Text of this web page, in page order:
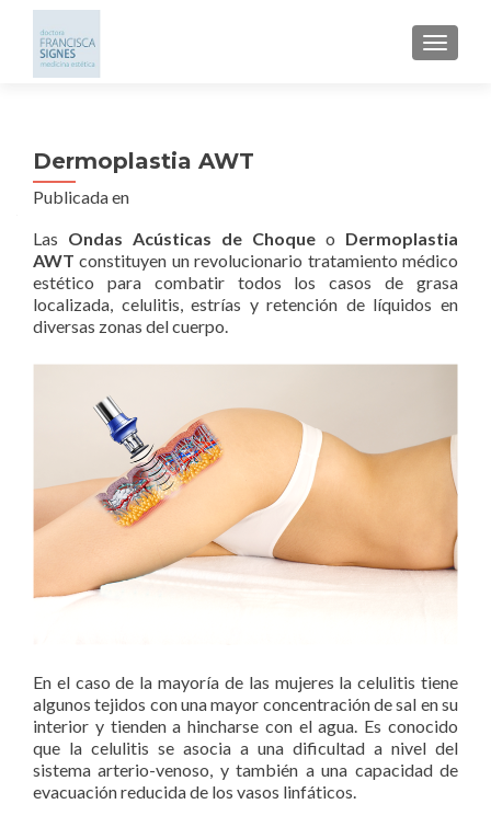
Dermoplastia AWT
Publicada en
Las Ondas Acústicas de Choque o Dermoplastia
AWT constituyen un revolucionario tratamiento médico
estético para combatir todos los casos de grasa
localizada, celulitis, estrías y retención de líquidos en
diversas zonas del cuerpo.
En el caso de la mayoría de las mujeres la celulitis tiene
algunos tejidos con una mayor concentración de sal en su
interior y tienden a hincharse con el agua. Es conocido
que la celulitis se asocia a una dificultad a nivel del
sistema arterio-venoso, y también a una capacidad de
evacuación reducida de los vasos linfáticos.